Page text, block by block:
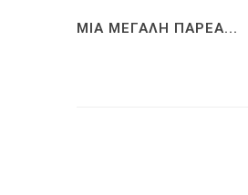
ΜΙΑ ΜΕΓΑΛΗ ΠΑΡΕΑ...